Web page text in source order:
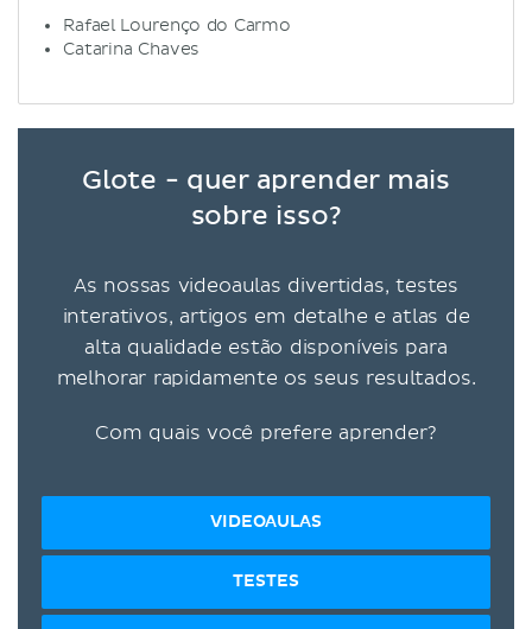
Rafael Lourenço do Carmo
Catarina Chaves
Glote - quer aprender mais
sobre isso?
As nossas videoaulas divertidas, testes
interativos, artigos em detalhe e atlas de
alta qualidade estão disponíveis para
melhorar rapidamente os seus resultados.
Com quais você prefere aprender?
VIDEOAULAS
TESTES